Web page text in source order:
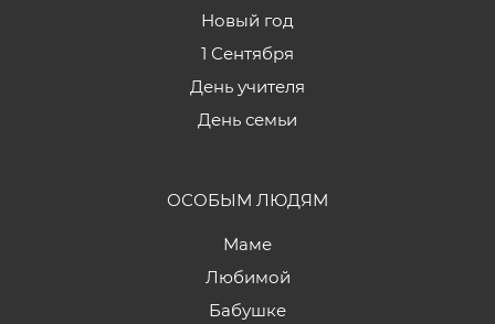
Новый год
1 Сентября
День учителя
День семьи
ОСОБЫМ ЛЮДЯМ
Маме
Любимой
Бабушке